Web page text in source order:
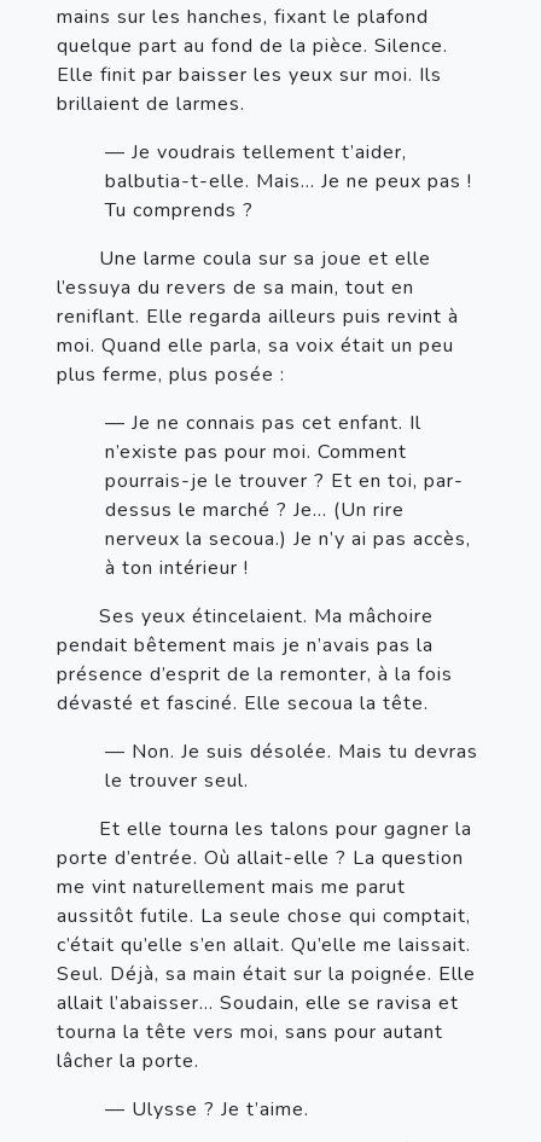
mains sur les hanches, fixant le plafond
quelque part au fond de la pièce. Silence.
Elle finit par baisser les yeux sur moi. Ils
brillaient de larmes.
— Je voudrais tellement t’aider,
balbutia-t-elle. Mais… Je ne peux pas !
Tu comprends ?
Une larme coula sur sa joue et elle
l’essuya du revers de sa main, tout en
reniflant. Elle regarda ailleurs puis revint à
moi. Quand elle parla, sa voix était un peu
plus ferme, plus posée :
— Je ne connais pas cet enfant. Il
n’existe pas pour moi. Comment
pourrais-je le trouver ? Et en toi, par-
dessus le marché ? Je… (Un rire
nerveux la secoua.) Je n’y ai pas accès,
à ton intérieur !
Ses yeux étincelaient. Ma mâchoire
pendait bêtement mais je n’avais pas la
présence d’esprit de la remonter, à la fois
dévasté et fasciné. Elle secoua la tête.
— Non. Je suis désolée. Mais tu devras
le trouver seul.
Et elle tourna les talons pour gagner la
porte d’entrée. Où allait-elle ? La question
me vint naturellement mais me parut
aussitôt futile. La seule chose qui comptait,
c’était qu’elle s’en allait. Qu’elle me laissait.
Seul. Déjà, sa main était sur la poignée. Elle
allait l’abaisser… Soudain, elle se ravisa et
tourna la tête vers moi, sans pour autant
lâcher la porte.
— Ulysse ? Je t’aime.